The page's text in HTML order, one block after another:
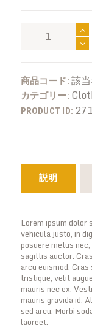
Crosman
Airsoft
個
商品コード:該
カテゴリー:
PRODUCT ID: 271
説明
Lorem ipsum dolor
vehicula justo, in
posuere metus
sagittis auctor.
arcu euismod.
tristique, velit
mauris nec ex.
mauris gravida id.
sed arcu. Morbi
laoreet.